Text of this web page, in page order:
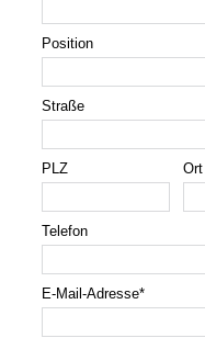
Position
Straße
PLZ Ort
Telefon
E-Mail-Adresse*